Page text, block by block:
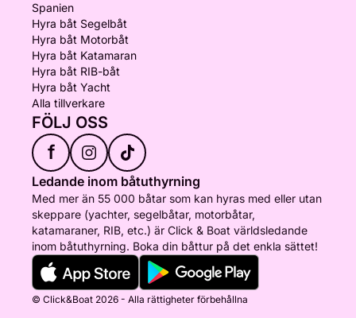
Spanien
Hyra båt Segelbåt
Hyra båt Motorbåt
Hyra båt Katamaran
Hyra båt RIB-båt
Hyra båt Yacht
Alla tillverkare
FÖLJ OSS
f
Ledande inom båtuthyrning
Med mer än 55 000 båtar som kan hyras med eller utan
skeppare (yachter, segelbåtar, motorbåtar,
katamaraner, RIB, etc.) är Click & Boat världsledande
inom båtuthyrning. Boka din båttur på det enkla sättet!
© Click&Boat 2026 - Alla rättigheter förbehållna